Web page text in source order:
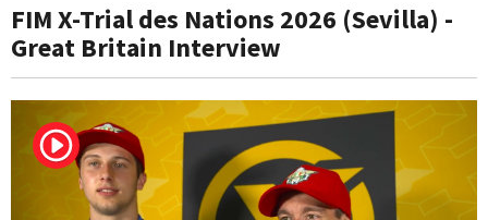
FIM X-Trial des Nations 2026 (Sevilla) -
Great Britain Interview